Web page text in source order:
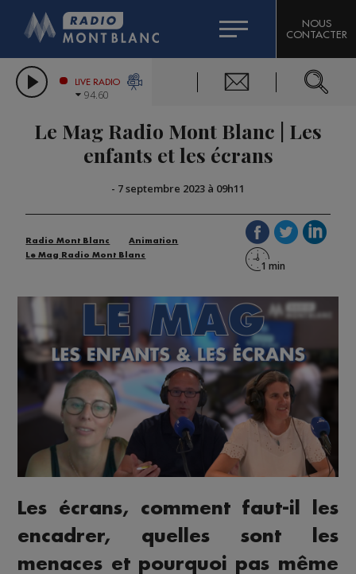
LES CHRONIQUES DE L'EXPERT
CITIZEN MACHINERY
GRAND MASSIF DOMAINES SKIABLES
BIGARD
COMPAGNIE DU MONT-BLANC
NOUS
CONTACTER
LIVE RADIO
94.60
Le Mag Radio Mont Blanc | Les
enfants et les écrans
- 7 septembre 2023 à 09h11
Radio Mont Blanc
Animation
Le Mag Radio Mont Blanc
Les écrans, comment faut-il les
encadrer, quelles sont les
menaces et pourquoi pas même